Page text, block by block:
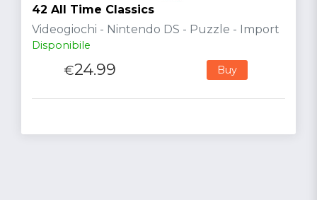
42 All Time Classics
Videogiochi - Nintendo DS - Puzzle - Import
Disponibile
€24.99 Buy